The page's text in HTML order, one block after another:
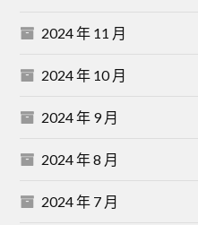
2024 年 11 月
2024 年 10 月
2024 年 9 月
2024 年 8 月
2024 年 7 月